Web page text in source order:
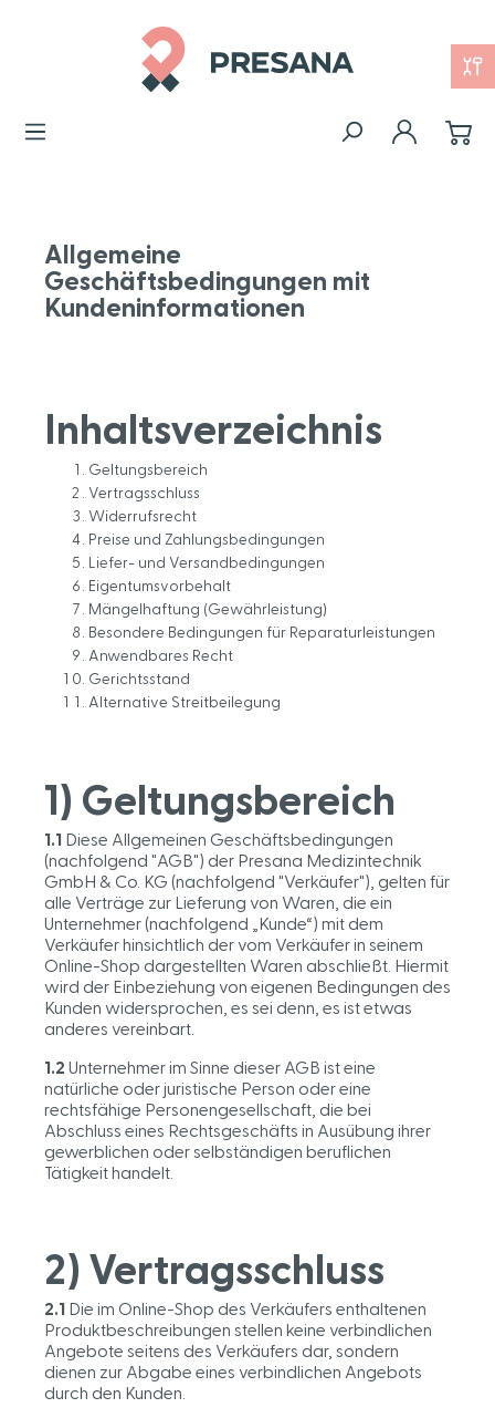
Allgemeine
Geschäftsbedingungen mit
Kundeninformationen
Inhaltsverzeichnis
Geltungsbereich
Vertragsschluss
Widerrufsrecht
Preise und Zahlungsbedingungen
Liefer- und Versandbedingungen
Eigentumsvorbehalt
Mängelhaftung (Gewährleistung)
Besondere Bedingungen für Reparaturleistungen
Anwendbares Recht
Gerichtsstand
Alternative Streitbeilegung
1) Geltungsbereich
1.1 Diese Allgemeinen Geschäftsbedingungen
(nachfolgend "AGB") der Presana Medizintechnik
GmbH & Co. KG (nachfolgend "Verkäufer"), gelten für
alle Verträge zur Lieferung von Waren, die ein
Unternehmer (nachfolgend „Kunde“) mit dem
Verkäufer hinsichtlich der vom Verkäufer in seinem
Online-Shop dargestellten Waren abschließt. Hiermit
wird der Einbeziehung von eigenen Bedingungen des
Kunden widersprochen, es sei denn, es ist etwas
anderes vereinbart.
1.2 Unternehmer im Sinne dieser AGB ist eine
natürliche oder juristische Person oder eine
rechtsfähige Personengesellschaft, die bei
Abschluss eines Rechtsgeschäfts in Ausübung ihrer
gewerblichen oder selbständigen beruflichen
Tätigkeit handelt.
2) Vertragsschluss
2.1 Die im Online-Shop des Verkäufers enthaltenen
Produktbeschreibungen stellen keine verbindlichen
Angebote seitens des Verkäufers dar, sondern
dienen zur Abgabe eines verbindlichen Angebots
durch den Kunden.